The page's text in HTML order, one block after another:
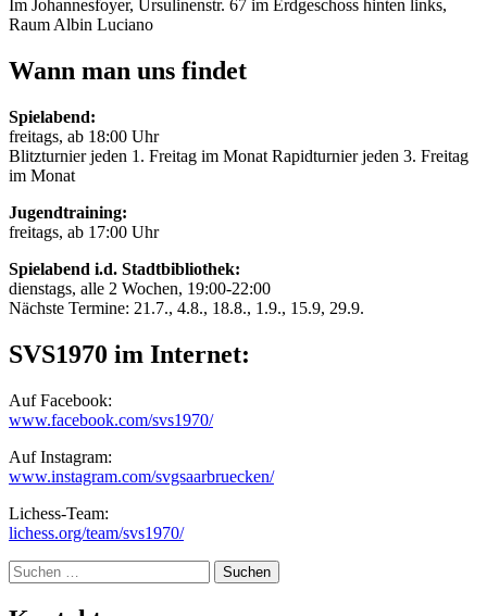
Im Johannesfoyer, Ursulinenstr. 67 im Erdgeschoss hinten links,
Raum Albin Luciano
Wann man uns findet
Spielabend:
freitags, ab 18:00 Uhr
Blitzturnier jeden 1. Freitag im Monat Rapidturnier jeden 3. Freitag
im Monat
Jugendtraining:
freitags, ab 17:00 Uhr
Spielabend i.d. Stadtbibliothek:
dienstags, alle 2 Wochen, 19:00-22:00
Nächste Termine: 21.7., 4.8., 18.8., 1.9., 15.9, 29.9.
SVS1970 im Internet:
Auf Facebook:
www.facebook.com/svs1970/
Auf Instagram:
www.instagram.com/svgsaarbruecken/
Lichess-Team:
lichess.org/team/svs1970/
Suche